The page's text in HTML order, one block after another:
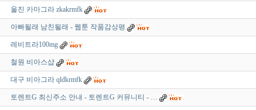
울진 카마그라 zkakrmfk
아빠될래 남친될래 - 웹툰 작품감상평
레비트라100mg
철원 비아스샵
대구 비아그라 qldkrmfk
토렌트G 최신주소 안내 - 토렌트G 커뮤니티 - …